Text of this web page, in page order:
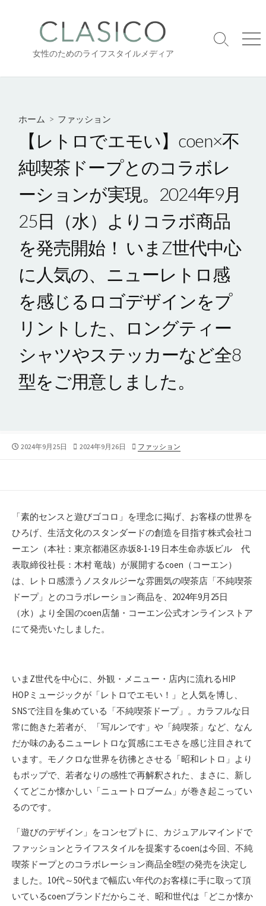
へ
女性のためのライフスタイルメディア
検
り
メ
ー
ホーム > ファッション
【レトロでエモい】coen×不
純喫茶ドープとのコラボレ
ーションが実現。2024年9月
25日（水）よりコラボ商品
を発売開始！ いまZ世代中心
に人気の、ニューレトロ感
を感じるロゴデザインをプ
リントした、ロングティー
シャツやステッカーなど全8
型をご用意しました。
公
2024年9月25日
最
2024年9月26日
カ
ファッション
「素的センスと遊びゴコロ」を理念に掲げ、お客様の世界を
ひろげ、生活文化のスタンダードの創造を目指す株式会社コ
ーエン（本社：東京都港区赤坂8-1-19 日本生命赤坂ビル 代
表取締役社長：木村 竜哉）が展開するcoen（コーエン）
は、レトロ感漂うノスタルジーな雰囲気の喫茶店「不純喫茶
ドープ」とのコラボレーション商品を、2024年9月25日
（水）より全国のcoen店舗・コーエン公式オンラインストア
にて発売いたしました。
いまZ世代を中心に、外観・メニュー・店内に流れるHIP
HOPミュージックが「レトロでエモい！」と人気を博し、
SNSで注目を集めている「不純喫茶ドープ」。カラフルな日
常に飽きた若者が、「写ルンです」や「純喫茶」など、なん
だか味のあるニューレトロな質感にエモさを感じ注目されて
います。モノクロな世界を彷彿とさせる「昭和レトロ」より
もポップで、若者なりの感性で再解釈された、まさに、新し
くてどこか懐かしい「ニュートロブーム」が巻き起こってい
るのです。
「遊びのデザイン」をコンセプトに、カジュアルマインドで
ファッションとライフスタイルを提案するcoenは今回、不純
喫茶ドープとのコラボレーション商品全8型の発売を決定し
ました。10代～50代まで幅広い年代のお客様に手に取って頂
いているcoenブランドだからこそ、昭和世代は「どこか懐か